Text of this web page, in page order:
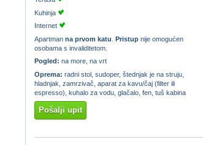
Kuhinja
Internet
Apartman na prvom katu Pristup nije omogućen
osobama s invaliditetom.
Pogled: na more, na vrt
Oprema: radni stol, sudoper, štednjak je na struju,
hladnjak, zamrzivač, aparat za kavu/čaj (filter ili
espresso), kuhalo za vodu, glačalo, fen, tuš kabina
Pošalji upit